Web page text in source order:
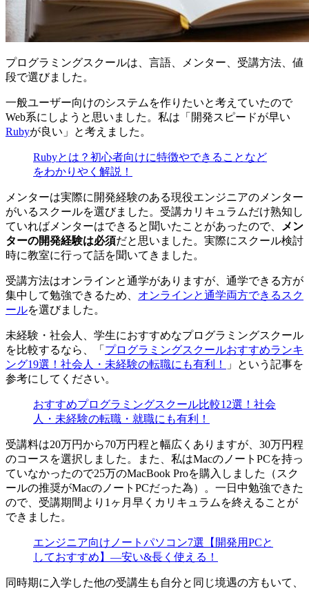
プログラミングスクールは、 言語、メンター、受講方法、値
段で選びました。
一般ユーザー向けのシステムを作りたいと考えていたので
Web系にしようと思いました。私は「開発スピードが早い
Rubyが良い」と考えました。
Rubyとは？初心者向けに特徴やできることなど
をわかりやく解説！
メンターは実際に開発経験のある現役エンジニアのメンター
がいるスクールを選びました。受講カリキュラムだけ熟知し
ていればメンターはできると聞いたことがあったので、
メン
ターの開発経験は必須だと思いました。実際にスクール検討
時に教室に行って話を聞いてきました。
受講方法はオンラインと通学がありますが、通学できる方が
集中して勉強できるため、 オンラインと通学両方できるスク
ールを選びました。
未経験・社会人、学生におすすめなプログラミングスクール
を比較するなら、「 プログラミングスクールおすすめランキ
ング19選！社会人・未経験の転職にも有利！
」という記事を
参考にしてください。
おすすめプログラミングスクール比較12選！社会
人・未経験の転職・就職にも有利！
受講料は20万円から70万円程と幅広くありますが、30万円程
のコースを選択しました。また、私はMacのノートPCを持っ
ていなかったので25万のMacBook Proを購入しました（スク
ールの推奨がMacのノートPCだった為）。 一日中勉強できた
ので、受講期間より1ヶ月早くカリキュラムを終えることが
できました。
エンジニア向けノートパソコン7選【開発用PCと
しておすすめ】―安い&長く使える！
同時期に入学した他の受講生も自分と同じ境遇の方もいて、